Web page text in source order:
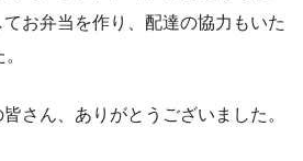
お弁当を作り、配達の協力もいた
さん、ありがとうございました。